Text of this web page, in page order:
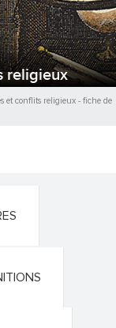
religieux
et conflits religieux - fiche de